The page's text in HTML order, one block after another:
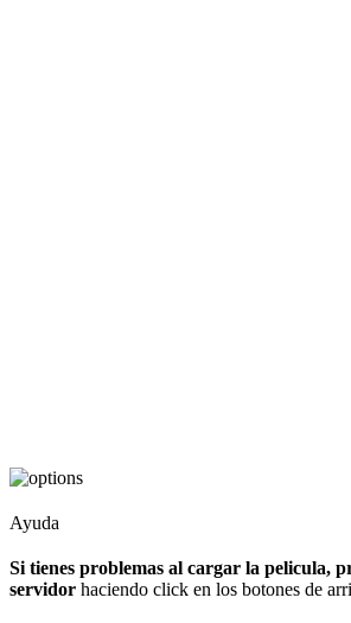
Ayuda
Si tienes problemas al cargar la pelicula,
servidor haciendo click en los botones de